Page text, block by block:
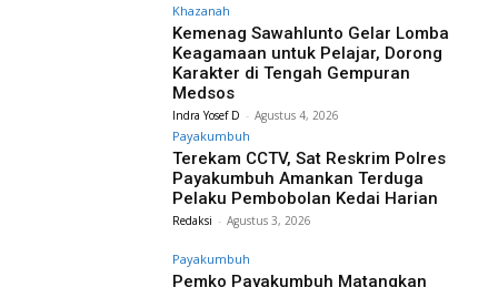
Khazanah
Kemenag Sawahlunto Gelar Lomba
Keagamaan untuk Pelajar, Dorong
Karakter di Tengah Gempuran
Medsos
Indra Yosef D - Agustus 4, 2026
Payakumbuh
Terekam CCTV, Sat Reskrim Polres
Payakumbuh Amankan Terduga
Pelaku Pembobolan Kedai Harian
Redaksi - Agustus 3, 2026
Payakumbuh
Pemko Payakumbuh Matangkan